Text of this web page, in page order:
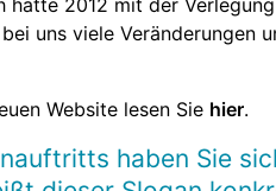
hatte 2012 mit der
uns viele
Website lesen Sie hier.
haben Sie